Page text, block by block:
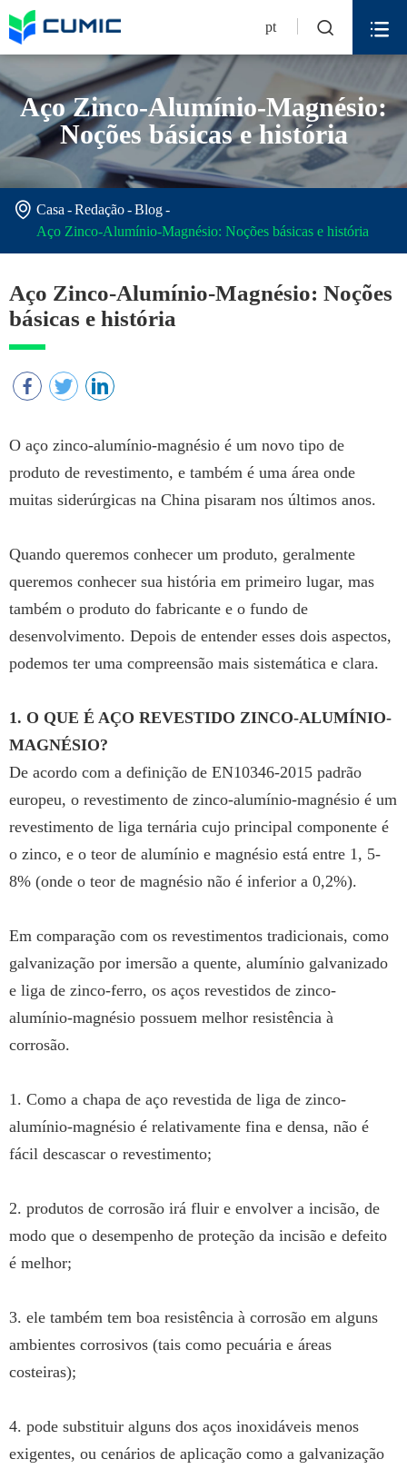
pt  
Aço Zinco-Alumínio-Magnésio:
Noções básicas e história
 Casa Redação
Blog
Aço Zinco-Alumínio-Magnésio: Noções básicas e história
Aço Zinco-Alumínio-Magnésio: Noções
básicas e história
O aço zinco-alumínio-magnésio é um novo tipo de
produto de revestimento, e também é uma área onde
muitas siderúrgicas na China pisaram nos últimos anos.
Quando queremos conhecer um produto, geralmente
queremos conhecer sua história em primeiro lugar, mas
também o produto do fabricante e o fundo de
desenvolvimento. Depois de entender esses dois aspectos,
podemos ter uma compreensão mais sistemática e clara.
1. O QUE É AÇO REVESTIDO ZINCO-ALUMÍNIO-
MAGNÉSIO?
De acordo com a definição de EN10346-2015 padrão
europeu, o revestimento de zinco-alumínio-magnésio é um
revestimento de liga ternária cujo principal componente é
o zinco, e o teor de alumínio e magnésio está entre 1, 5-
8% (onde o teor de magnésio não é inferior a 0,2%).
Em comparação com os revestimentos tradicionais, como
galvanização por imersão a quente, alumínio galvanizado
e liga de zinco-ferro, os aços revestidos de zinco-
alumínio-magnésio possuem melhor resistência à
corrosão.
1. Como a chapa de aço revestida de liga de zinco-
alumínio-magnésio é relativamente fina e densa, não é
fácil descascar o revestimento;
2. produtos de corrosão irá fluir e envolver a incisão, de
modo que o desempenho de proteção da incisão e defeito
é melhor;
3. ele também tem boa resistência à corrosão em alguns
ambientes corrosivos (tais como pecuária e áreas
costeiras);
4. pode substituir alguns dos aços inoxidáveis menos
exigentes, ou cenários de aplicação como a galvanização